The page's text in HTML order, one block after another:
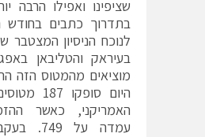
שציפינו ואפילו הרבה
בתדרוך כתבים בחודש
לנוכח הניסיון המצטבר
בעיראק והטליבאן
מוציאים מהמטוס הזה
היום
האמריקני, כאשר
עמדה על